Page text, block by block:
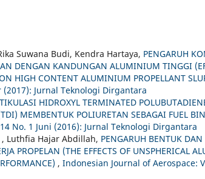
Suwana Budi, Kendra Hartaya, PENGARUH
DENGAN KANDUNGAN ALUMINIUM TINGGI
HIGH CONTENT ALUMINIUM PROPELLANT
(2017): Jurnal Teknologi Dirgantara
HIDROXYL TERMINATED
MEMBENTUK POLIURETAN SEBAGAI FUEL
No. 1 Juni (2016): Jurnal Teknologi Dirgantara
Luthfia Hajar Abdillah, PENGARUH BENTUK
PROPELAN (THE EFFECTS OF UNSPHERICAL
, Indonesian Journal of Aerospace: